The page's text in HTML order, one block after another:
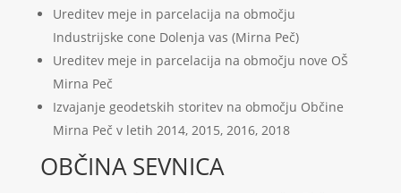
Ureditev meje in parcelacija na območju
Industrijske cone Dolenja vas (Mirna Peč)
Ureditev meje in parcelacija na območju nove OŠ
Mirna Peč
Izvajanje geodetskih storitev na območju Občine
Mirna Peč v letih 2014, 2015, 2016, 2018
OBČINA SEVNICA